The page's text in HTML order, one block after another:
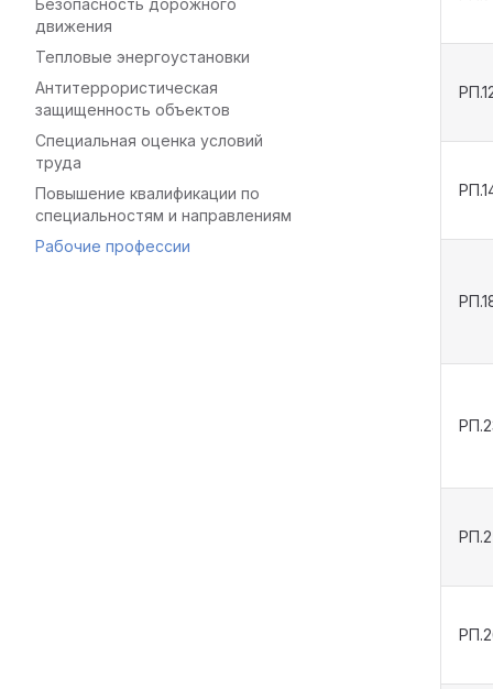
Безопасность дорожного
движения
Тепловые энергоустановки
Антитеррористическая
защищенность объектов
Специальная оценка условий
труда
Повышение квалификации по
специальностям и направлениям
Рабочие профессии